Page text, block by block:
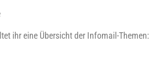
ihr eine Über­sicht der Info­mail-The­men: